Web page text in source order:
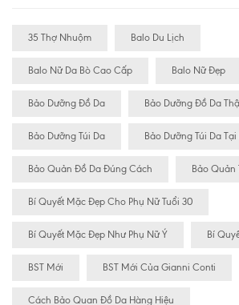
35 Thợ Nhuộm Balo Du Lịch
Balo Nữ Da Bò Cao Cấp Balo Nữ Đẹp
Bảo Dưỡng Đồ Da Bảo Dưỡng Đồ Da
Bảo Dưỡng Túi Da Bảo Dưỡng Túi Da
Bảo Quản Đồ Da Đúng Cách Bảo Quản
Bí Quyết Mặc Đẹp Cho Phụ Nữ Tuổi 30
Bí Quyết Mặc Đẹp Như Phụ Nữ Ý Bí
BST Mới BST Mới Của Gianni Conti
Cách Bảo Quan Đồ Da Hàng Hiệu